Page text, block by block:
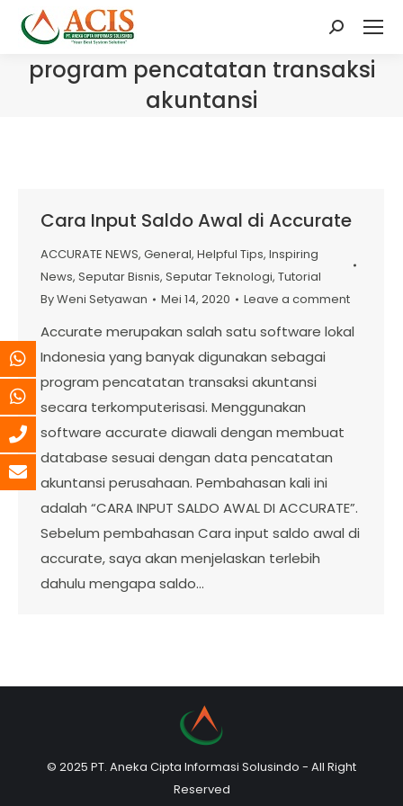
Search:
program pencatatan transaksi
akuntansi
Cara Input Saldo Awal di Accurate
ACCURATE NEWS, General, Helpful Tips, Inspiring
News, Seputar Bisnis, Seputar Teknologi, Tutorial
ByWeni Setyawan Mei 14, 2020 Leave a comment
Accurate merupakan salah satu software lokal
Indonesia yang banyak digunakan sebagai
program pencatatan transaksi akuntansi
secara terkomputerisasi. Menggunakan
software accurate diawali dengan membuat
database sesuai dengan data pencatatan
akuntansi perusahaan. Pembahasan kali ini
adalah “CARA INPUT SALDO AWAL DI ACCURATE”.
Sebelum pembahasan Cara input saldo awal di
accurate, saya akan menjelaskan terlebih
dahulu mengapa saldo…
© 2025 PT. Aneka Cipta Informasi Solusindo - All Right
Reserved